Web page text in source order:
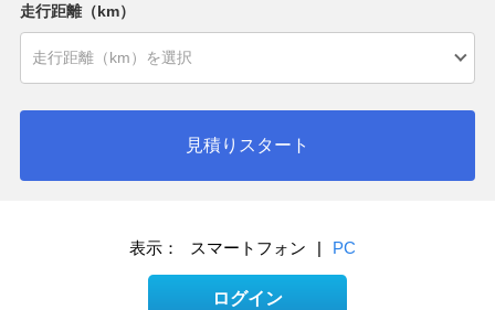
走行距離（km）
見積りスタート
表示： スマートフォン PC
ログイン